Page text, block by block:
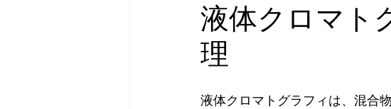
液体クロマト
理
液体クロマトグラフィは、混合